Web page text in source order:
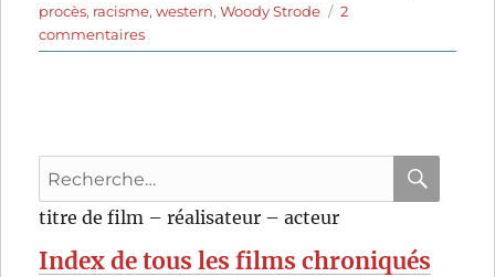
procès, racisme,western,Woody Strode
2
commentairessur
Le
Recherche
pour
:
titre de film – réalisateur – acteur
Index de tous les films chroniqués